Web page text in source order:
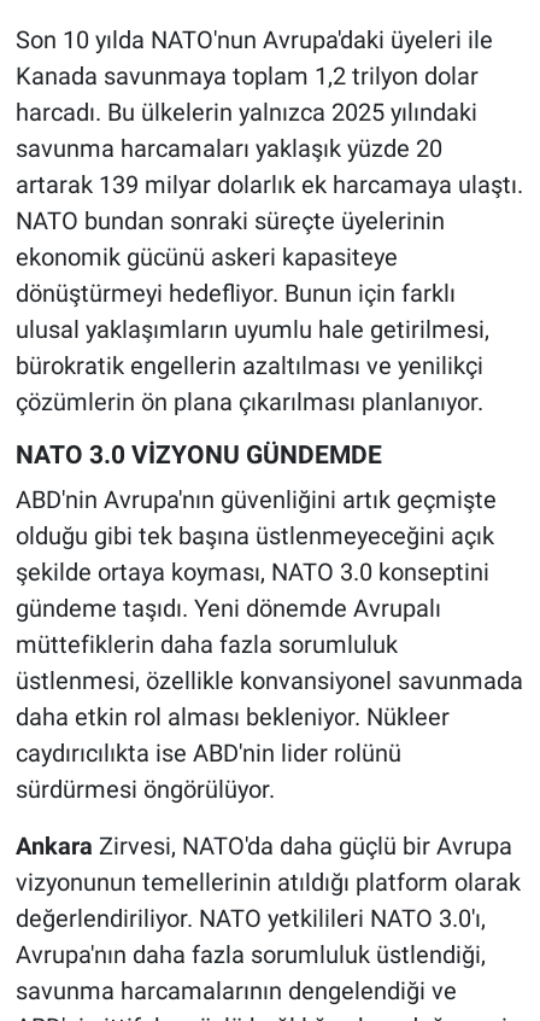
Son 10 yılda NATO'nun Avrupa'daki üyeleri ile
Kanada savunmaya toplam 1,2 trilyon dolar
harcadı. Bu ülkelerin yalnızca 2025 yılındaki
savunma harcamaları yaklaşık yüzde 20
artarak 139 milyar dolarlık ek harcamaya ulaştı.
NATO bundan sonraki süreçte üyelerinin
ekonomik gücünü askeri kapasiteye
dönüştürmeyi hedefliyor. Bunun için farklı
ulusal yaklaşımların uyumlu hale getirilmesi,
bürokratik engellerin azaltılması ve yenilikçi
çözümlerin ön plana çıkarılması planlanıyor.
NATO 3.0 VİZYONU GÜNDEMDE
ABD'nin Avrupa'nın güvenliğini artık geçmişte
olduğu gibi tek başına üstlenmeyeceğini açık
şekilde ortaya koyması, NATO 3.0 konseptini
gündeme taşıdı. Yeni dönemde Avrupalı
müttefiklerin daha fazla sorumluluk
üstlenmesi, özellikle konvansiyonel savunmada
daha etkin rol alması bekleniyor. Nükleer
caydırıcılıkta ise ABD'nin lider rolünü
sürdürmesi öngörülüyor.
Ankara Zirvesi, NATO'da daha güçlü bir Avrupa
vizyonunun temellerinin atıldığı platform olarak
değerlendiriliyor. NATO yetkilileri NATO 3.0'ı,
Avrupa'nın daha fazla sorumluluk üstlendiği,
savunma harcamalarının dengelendiği ve